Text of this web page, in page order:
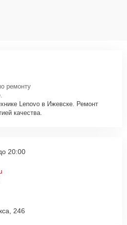
ремонту
Lenovo в Ижевске. Ремонт
качества.
246
20:00